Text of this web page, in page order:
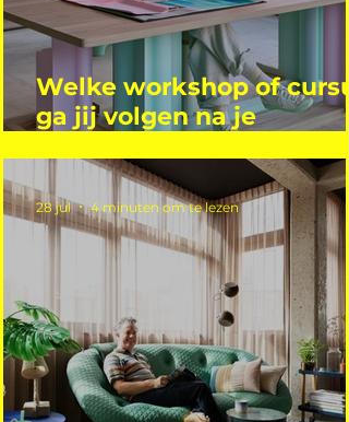
Welke workshop of
ga jij volgen na je
28 jul 4 minuten om te lezen